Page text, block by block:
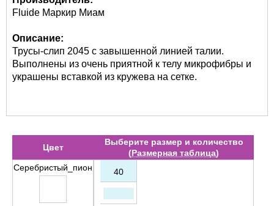
Fluide Маркир Миам
Описание:
Трусы-слип 2045 с завышенной линией талии.
Выполнены из очень приятной к телу микрофибры и
украшены вставкой из кружева на сетке.
Цвет
Выберите размер и количество
(Размерная таблица)
Серебристый_пион
40